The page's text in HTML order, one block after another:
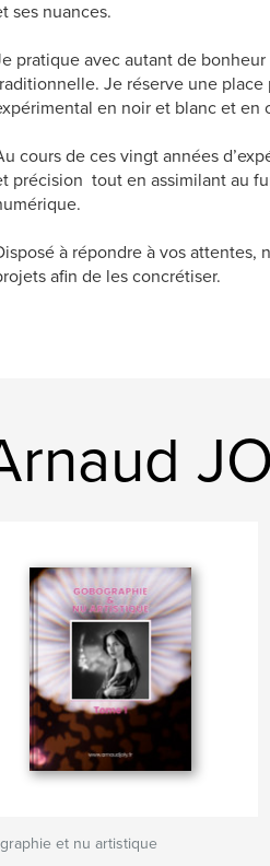
ses nuances.
pratique avec autant de
Je réserve une
en noir et blanc et en
cours de ces vingt années
précision tout en assimilant au
à répondre à vos attentes,
afin de les concrétiser.
et nu artistique